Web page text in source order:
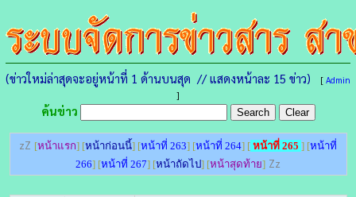
(ข่าวใหม่ล่าสุดจะอยู่หน้าที่ 1 ด้านบนสุด // แสดงหน้าละ 15 ข่าว) [ Admin
]
ค้นข่าว
zZ [หน้าแรก] [หน้าก่อนนี้] [หน้าที่ 263] [หน้าที่ 264] [ หน้าที่ 265 ] [หน้าที่
266] [หน้าที่ 267] [หน้าถัดไป] [หน้าสุดท้าย] Zz